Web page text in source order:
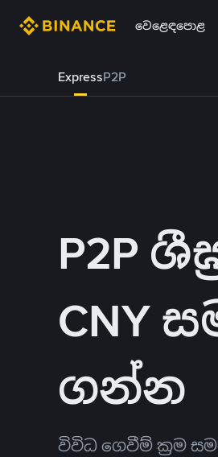
වෙළෙඳපොළ
ExpressP2P
P2P
CNY
ගන්න
විවිධ ගෙවීම් ක්‍රම